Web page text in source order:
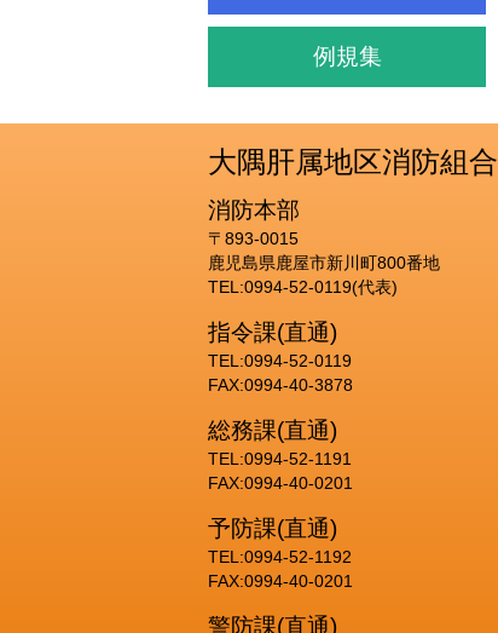
例規集
大隅肝属地区消防組合
消防本部
〒893-0015
鹿児島県鹿屋市新川町800番地
TEL:0994-52-0119(代表)
指令課(直通)
TEL:0994-52-0119
FAX:0994-40-3878
総務課(直通)
TEL:0994-52-1191
FAX:0994-40-0201
予防課(直通)
TEL:0994-52-1192
FAX:0994-40-0201
警防課(直通)